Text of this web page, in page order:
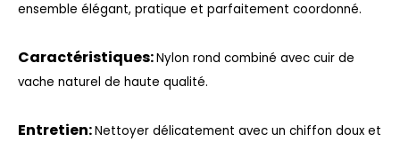
ensemble élégant, pratique et parfaitement coordonné.
Caractéristiques:Nylon rond combiné avec cuir de
vache naturel de haute qualité.
Entretien:Nettoyer délicatement avec un chiffon doux et